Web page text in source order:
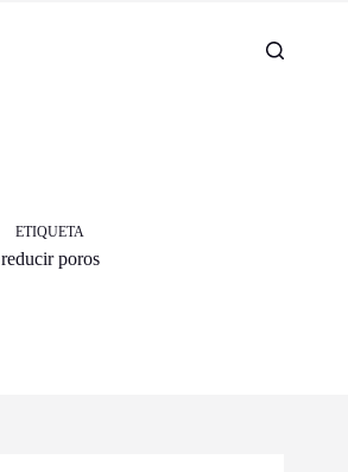
ETIQUETA
reducir poros